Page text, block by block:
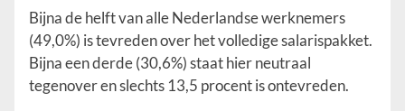
Bijna de helft van alle Nederlandse werknemers
(49,0%) is tevreden over het volledige salarispakket.
Bijna een derde (30,6%) staat hier neutraal
tegenover en slechts 13,5 procent is ontevreden.